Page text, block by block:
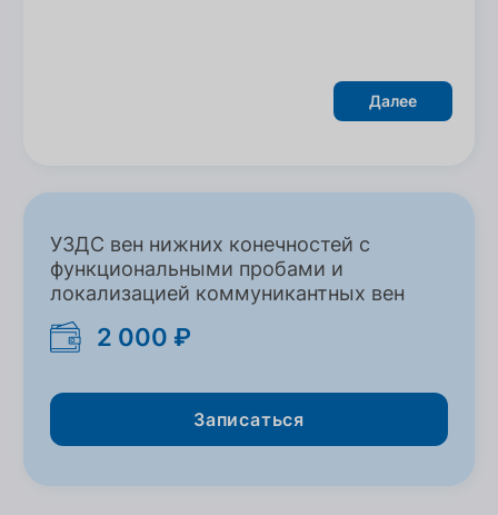
Далее
УЗДС вен нижних конечностей с
функциональными пробами и
локализацией коммуникантных вен
2 000 ₽
Записаться